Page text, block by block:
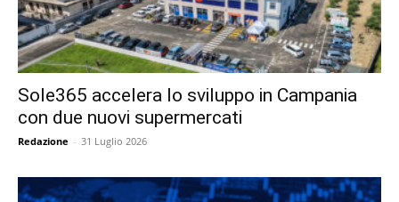
Sole365 accelera lo sviluppo in Campania
con due nuovi supermercati
Redazione - 31 Luglio 2026